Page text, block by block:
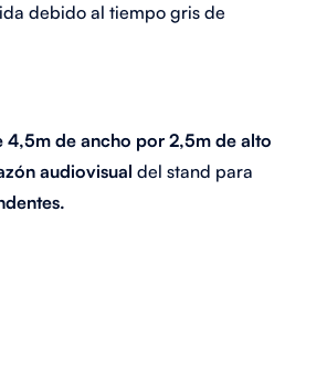
debido al tiempo gris de
4,5m de ancho por 2,5m de alto
audiovisual del stand para